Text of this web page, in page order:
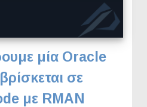
μία Oracle
σε
με RMAN